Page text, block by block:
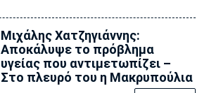
Μιχάλης Χατζηγιάννης:
Αποκάλυψε το πρόβλημα
υγείας που αντιμετωπίζει –
Στο πλευρό του η Μακρυπούλια